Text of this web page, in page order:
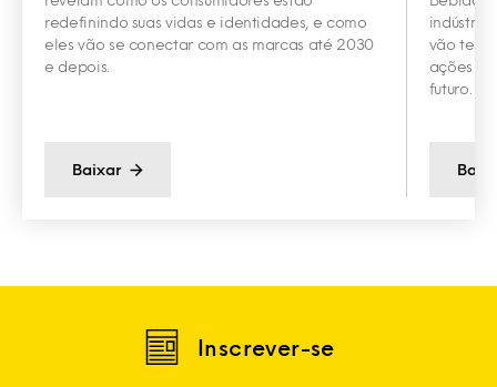
redefinindo suas vidas e identidades, e como
eles vão se conectar com as marcas até 2030
e depois.
Baixar
indústria
vão te
ações
futuro.
Inscrever-se